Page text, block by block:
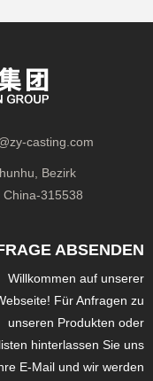
casting.com
Bezirk
315538
ABSENDEN
Willkommen auf unserer
Für Anfragen zu
unseren Produkten oder
hinterlassen Sie uns
E-Mail und wir werden